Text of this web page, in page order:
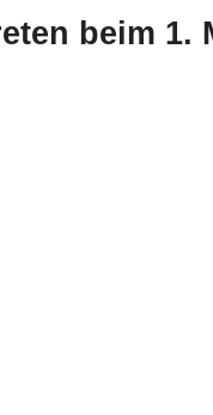
beim 1.